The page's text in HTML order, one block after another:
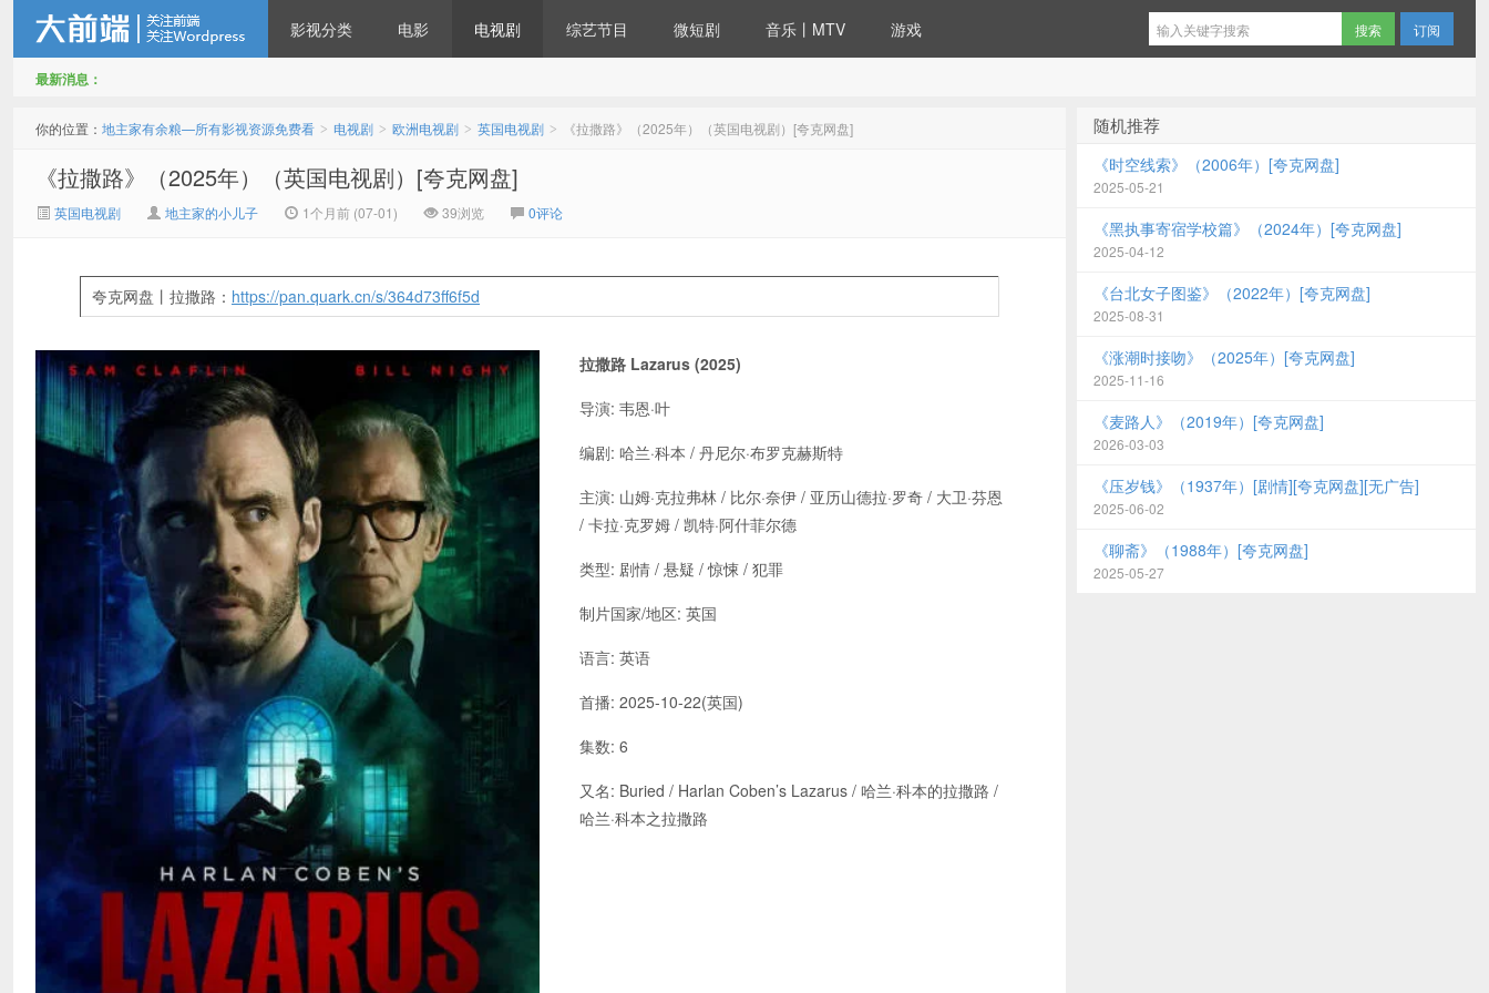
源免费看
影视分类 电影 电视剧 综艺节目 微短剧 音乐丨MTV 游戏 订阅
最新消息：
你的位置： 地主家有余粮—所有影视资源免费看 > 电视剧 > 欧洲电视剧 > 英国电视剧 > 《拉撒路》（2025年）（英国电视剧）[夸克网盘]
《拉撒路》（2025年）（英国电视剧）[夸克网盘]
英国电视剧 地主家的小儿子 1个月前 (07-01) 39浏览 0评论
夸克网盘丨拉撒路： https://pan.quark.cn/s/364d73ff6f5d
拉撒路 Lazarus (2025)
导演: 韦恩·叶
编剧: 哈兰·科本 / 丹尼尔·布罗克赫斯特
主演: 山姆·克拉弗林 / 比尔·奈伊 / 亚历山德拉·罗奇 / 大卫·芬恩
/ 卡拉·克罗姆 / 凯特·阿什菲尔德
类型: 剧情 / 悬疑 / 惊悚 / 犯罪
制片国家/地区: 英国
语言: 英语
首播: 2025-10-22(英国)
集数: 6
又名: Buried / Harlan Coben’s Lazarus / 哈兰·科本的拉撒路 /
哈兰·科本之拉撒路
随机推荐
《时空线索》（2006年）[夸克网盘]
2025-05-21
《黑执事寄宿学校篇》（2024年）[夸克网盘]
2025-04-12
《台北女子图鉴》（2022年）[夸克网盘]
2025-08-31
《涨潮时接吻》（2025年）[夸克网盘]
2025-11-16
《麦路人》（2019年）[夸克网盘]
2026-03-03
《压岁钱》（1937年）[剧情][夸克网盘][无广告]
2025-06-02
《聊斋》（1988年）[夸克网盘]
2025-05-27